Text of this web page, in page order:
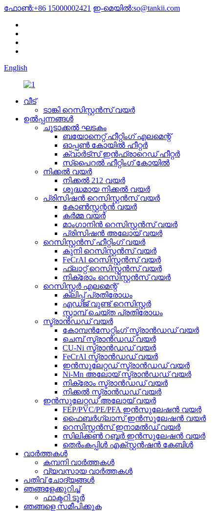
ഫോൺ:+86 15000002421 ഇ-മെയിൽ:so@tankii.com
English
വീട്
ടാങ്കി റെസിസ്റ്റൻസ് വയർ
ഉൽപ്പന്നങ്ങൾ
ചൂടാക്കൽ ഘടകം
ബയോനെറ്റ് ഹീറ്റിംഗ് എലമെന്റ്
ഓപ്പൺ കോയിൽ ഹീറ്റർ
ക്വാർട്സ് ഇൻഫ്രാറെഡ് ഹീറ്റർ
സ്പൈറൽ ഹീറ്റിംഗ് കോയിൽ
നിക്കൽ വയർ
നിക്കൽ 212 വയർ
ശുദ്ധമായ നിക്കൽ വയർ
പ്രിസിഷൻ റെസിസ്റ്റൻസ് വയർ
കോൺസ്റ്റന്റൻ വയർ
കർമ്മ വയർ
മാംഗാനിൻ റെസിസ്റ്റൻസ് വയർ
പ്രിസിഷൻ അലോയ് വയർ
റെസിസ്റ്റൻസ് ഹീറ്റിംഗ് വയർ
കുനി റെസിസ്റ്റൻസ് വയർ
FeCrAl റെസിസ്റ്റൻസ് വയർ
ഫ്ലാറ്റ് റെസിസ്റ്റൻസ് വയർ
നിക്രോം റെസിസ്റ്റൻസ് വയർ
റെസിസ്റ്റർ എലമെന്റ്
ക്ലിപ്പ് പ്രതിരോധം
എഡ്ജ് വുണ്ട് റെസിസ്റ്റർ
സ്റ്റാമ്പ് ചെയ്ത പ്രതിരോധം
സ്ട്രാൻഡഡ് വയർ
കോമ്പൻസേറ്റിംഗ് സ്ട്രാൻഡഡ് വയർ
ചെമ്പ് സ്ട്രാൻഡഡ് വയർ
CU-Ni സ്ട്രാൻഡഡ് വയർ
FeCrAl സ്ട്രാൻഡഡ് വയർ
ഇൻസുലേറ്റഡ് സ്ട്രാൻഡഡ് വയർ
Ni-Mn അലോയ് സ്ട്രാൻഡഡ് വയർ
നിക്രോം സ്ട്രാൻഡഡ് വയർ
നിക്കൽ സ്ട്രാൻഡഡ് വയർ
ഇൻസുലേറ്റഡ് അലോയ് വയർ
FEP/PVC/PE/PFA ഇൻസുലേഷൻ വയർ
ഫൈബർഗ്ലാസ് ഇൻസുലേഷൻ വയർ
റെസിസ്റ്റൻസ് ഇനാമൽഡ് വയർ
സിലിക്കൺ റബ്ബർ ഇൻസുലേഷൻ വയർ
തെർംകപ്പിൾ എക്സ്റ്റൻഷൻ കേബിൾ
വാർത്തകൾ
കമ്പനി വാർത്തകൾ
വ്യവസായ വാർത്തകൾ
പതിവ് ചോദ്യങ്ങൾ
ഞങ്ങളേക്കുറിച്ച്
ഫാക്ടറി ടൂർ
ഞങ്ങളെ സമീപിക്കുക